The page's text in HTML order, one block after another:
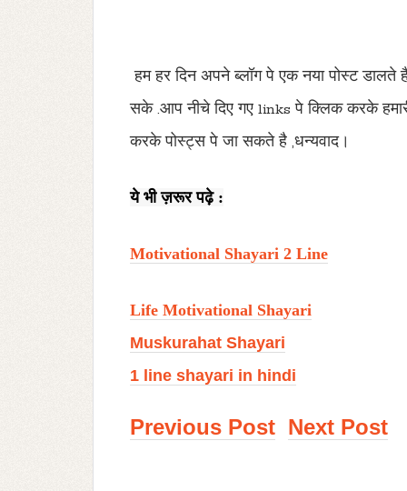
हम हर दिन अपने ब्लॉग पे एक नया पोस्ट डालते
सके .आप नीचे दिए गए linksपे क्लिक करके
करके पोस्ट्स पे जा सकते है ,धन्यवाद।
ये भी ज़रूर पढ़े :
Motivational Shayari 2 Line
Life Motivational Shayari
Muskurahat Shayari
1 line shayari in hindi
Previous Post Next Post